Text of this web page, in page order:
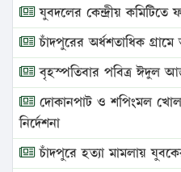
যুবদলের কেন্দ্রীয় কমিটিতে
চাঁদপুরের অর্ধশতাধিক
বৃহস্পতিবার পবিত্র ঈদুল
দোকানপাট ও শপিংমল খোলা
নির্দেশনা
চাঁদপুরে হত্যা মামলায়